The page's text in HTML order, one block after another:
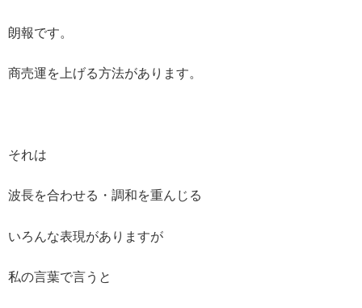
朗報です。
商売運を上げる方法があります。
それは
波長を合わせる・調和を重んじる
いろんな表現がありますが
私の言葉で言うと